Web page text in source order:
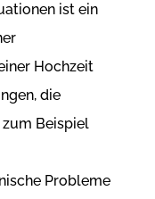
ist ein
Hochzeit
die
Beispiel
Probleme